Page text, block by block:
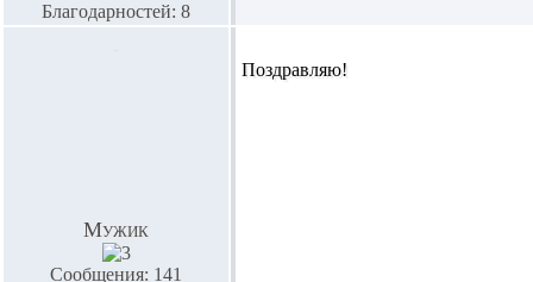
Благодарностей: 8
Мужик
Сообщения: 141
Поздравляю!